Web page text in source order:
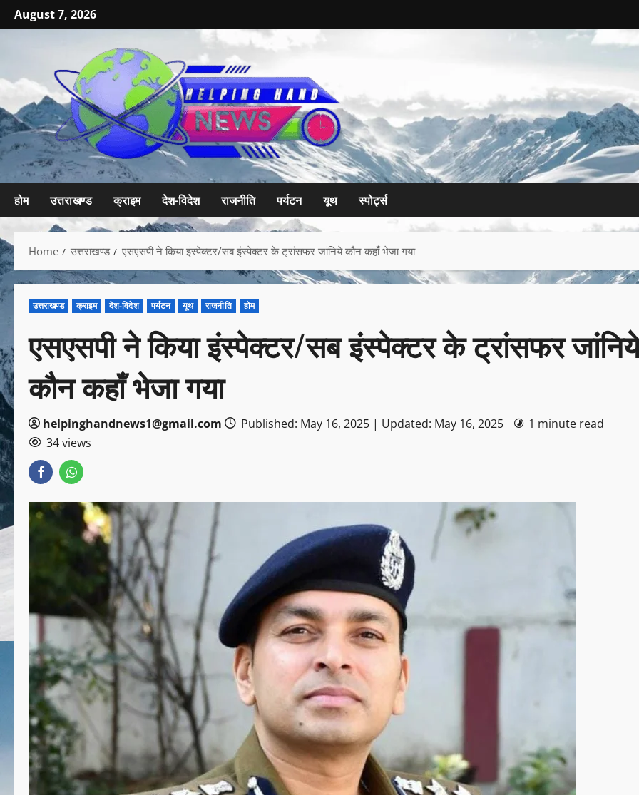
August 7, 2026
होम उत्तराखण्ड क्राइम देश-विदेश राजनीति पर्यटन यूथ स्पोर्ट्स
Home उत्तराखण्ड एसएसपी ने किया इंस्पेक्टर/सब इंस्पेक्टर के ट्रांसफर जांनिये कौन कहाँ भेजा गया
उत्तराखण्ड क्राइम देश-विदेश पर्यटन यूथ राजनीति होम
एसएसपी ने किया इंस्पेक्टर/सब इंस्पेक्टर के ट्रांसफर जांनिये
कौन कहाँ भेजा गया
helpinghandnews1@gmail.com Published: May 16, 2025 | Updated: May 16, 2025
1 minute read
34 views